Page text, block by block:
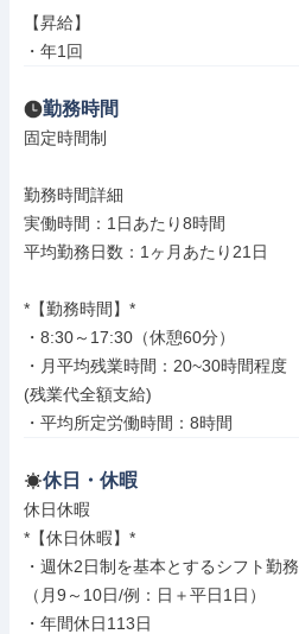
【昇給】
・年1回
勤務時間
固定時間制
勤務時間詳細
実働時間：1日あたり8時間
平均勤務日数：1ヶ月あたり21日
*【勤務時間】*
・8:30～17:30（休憩60分）
・月平均残業時間：20~30時間程度
(残業代全額支給)
・平均所定労働時間：8時間
休日・休暇
休日休暇
*【休日休暇】*
・週休2日制を基本とするシフト勤務
（月9～10日/例：日＋平日1日）
・年間休日113日